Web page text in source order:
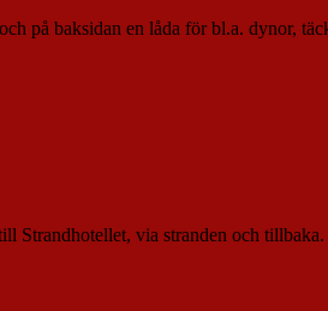
på baksidan en låda för bl.a. dynor,
Strandhotellet, via stranden och tillbaka.